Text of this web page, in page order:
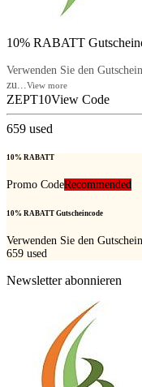
10% RABATT
Verwenden Sie den
zu...View more
ZEPT10View Code
659 used
10% RABATT
Promo CodeRecommended
10% RABATT Gutscheincode
Verwenden Sie den
659 used
Newsletter abonnieren